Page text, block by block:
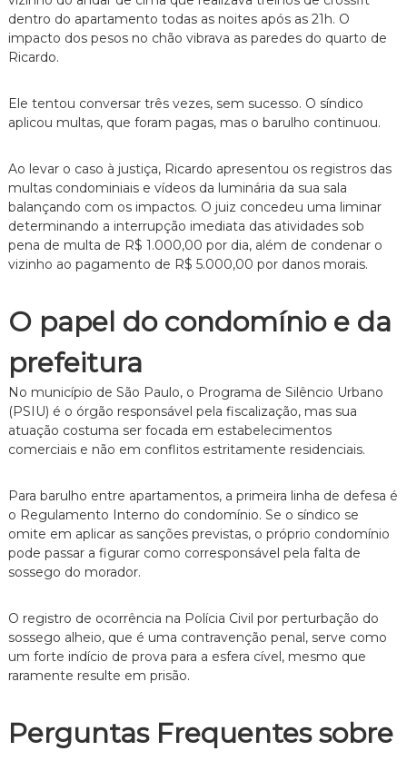
dentro do apartamento todas as noites após as 21h. O
impacto dos pesos no chão vibrava as paredes do quarto de
Ricardo.
Ele tentou conversar três vezes, sem sucesso. O síndico
aplicou multas, que foram pagas, mas o barulho continuou.
Ao levar o caso à justiça, Ricardo apresentou os registros das
multas condominiais e vídeos da luminária da sua sala
balançando com os impactos. O juiz concedeu uma liminar
determinando a interrupção imediata das atividades sob
pena de multa de R$ 1.000,00 por dia, além de condenar o
vizinho ao pagamento de R$ 5.000,00 por danos morais.
O papel do condomínio e da
prefeitura
No município de São Paulo, o Programa de Silêncio Urbano
(PSIU) é o órgão responsável pela fiscalização, mas sua
atuação costuma ser focada em estabelecimentos
comerciais e não em conflitos estritamente residenciais.
Para barulho entre apartamentos, a primeira linha de defesa é
o Regulamento Interno do condomínio. Se o síndico se
omite em aplicar as sanções previstas, o próprio condomínio
pode passar a figurar como corresponsável pela falta de
sossego do morador.
O registro de ocorrência na Polícia Civil por perturbação do
sossego alheio, que é uma contravenção penal, serve como
um forte indício de prova para a esfera cível, mesmo que
raramente resulte em prisão.
Perguntas Frequentes sobre